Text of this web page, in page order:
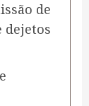
de
dejetos